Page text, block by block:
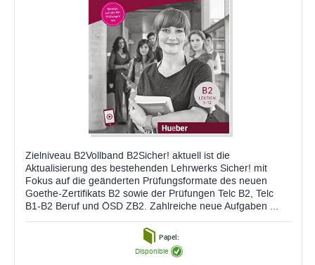
Zielniveau B2Vollband B2Sicher! aktuell ist die
Aktualisierung des bestehenden Lehrwerks Sicher! mit
Fokus auf die geänderten Prüfungsformate des neuen
Goethe-Zertifikats B2 sowie der Prüfungen Telc B2, Telc
B1-B2 Beruf und ÖSD ZB2. Zahlreiche neue Aufgaben ...
Papel:
Disponible